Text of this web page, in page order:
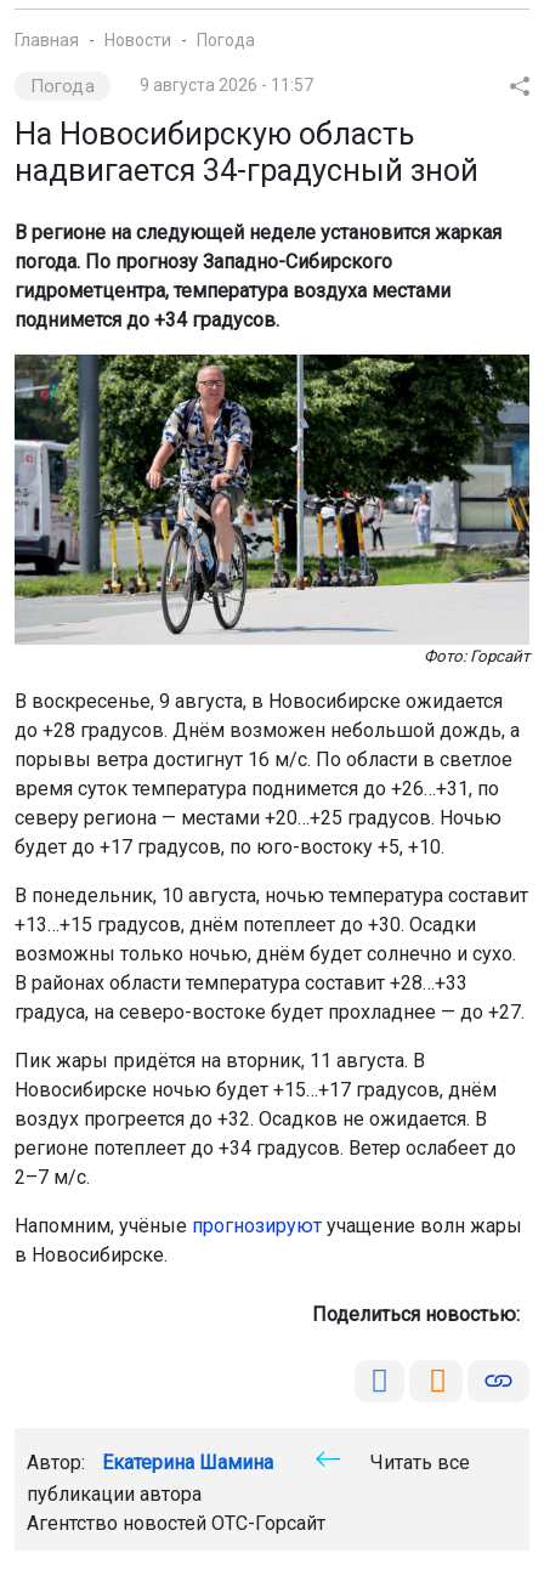
Главная Новости Погода
Погода 9 августа 2026 - 11:57
На Новосибирскую область
надвигается 34-градусный зной
В регионе на следующей неделе установится жаркая
погода. По прогнозу Западно-Сибирского
гидрометцентра, температура воздуха местами
поднимется до +34 градусов.
Фото: Горсайт
В воскресенье, 9 августа, в Новосибирске ожидается
до +28 градусов. Днём возможен небольшой дождь, а
порывы ветра достигнут 16 м/с. По области в светлое
время суток температура поднимется до +26…+31, по
северу региона — местами +20…+25 градусов. Ночью
будет до +17 градусов, по юго-востоку +5, +10.
В понедельник, 10 августа, ночью температура составит
+13…+15 градусов, днём потеплеет до +30. Осадки
возможны только ночью, днём будет солнечно и сухо.
В районах области температура составит +28…+33
градуса, на северо-востоке будет прохладнее — до +27.
Пик жары придётся на вторник, 11 августа. В
Новосибирске ночью будет +15…+17 градусов, днём
воздух прогреется до +32. Осадков не ожидается. В
регионе потеплеет до +34 градусов. Ветер ослабеет до
2–7 м/с.
Напомним, учёные прогнозируют учащение волн жары
в Новосибирске.
Поделиться новостью:
Автор: Екатерина Шамина
Читать все
публикации автора
Агентство новостей ОТС-Горсайт